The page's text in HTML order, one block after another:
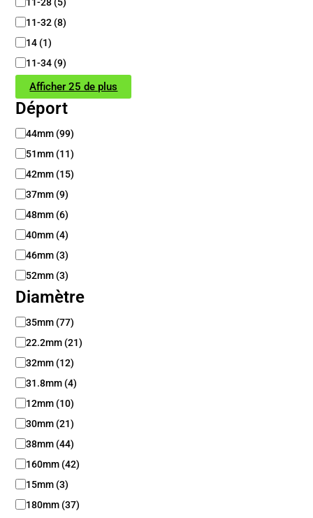
11-32 (8)
14 (1)
11-34 (9)
Afficher 25 de plus
Déport
D
p
o
r
t
44mm (99)
51mm (11)
42mm (15)
37mm (9)
48mm (6)
40mm (4)
46mm (3)
52mm (3)
Diamètre
D
a
m
è
t
r
e
35mm (77)
22.2mm (21)
32mm (12)
31.8mm (4)
12mm (10)
30mm (21)
38mm (44)
160mm (42)
15mm (3)
180mm (37)